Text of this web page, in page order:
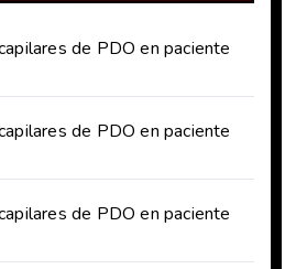
de PDO en paciente
de PDO en paciente
de PDO en paciente